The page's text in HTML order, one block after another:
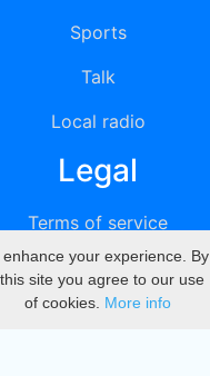
Sports
Talk
Local radio
Legal
Terms of service
Privacy
DMCA
your experience. By
site you agree to our use
of cookies. More info